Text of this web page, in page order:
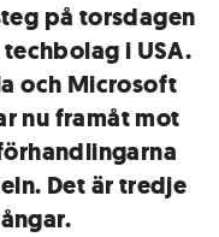
på torsdagen
i USA.
och Microsoft
nu framåt mot
Det är tredje